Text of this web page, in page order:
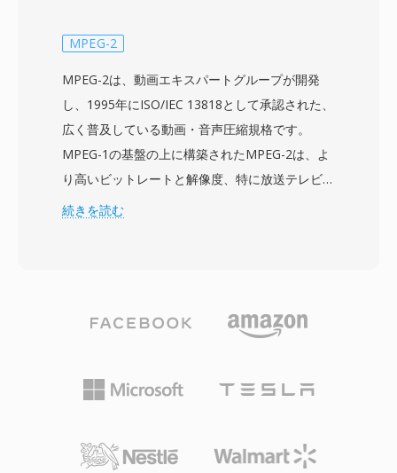
ットレートの前身と比較して大幅に優れた画質を
および東南アジア市場で特に人気を博し、帯域幅
が限られながらも視聴者がある程度の画質を求め
る地域で、長編映画やテレビコンテンツの配信に
広く使用されるフォーマットとなりました。フォ
ーマットは通常RealVideo 9またはRealVideo 10
コーデックを使用しており、これらは圧縮アプロ
り、多言語コンテンツの配信に実用的です。コン
テナはRealMediaのストリーミング対応アーキテ
ディングによる品質向上を実現しています。
マットにほとんどの用途で取って代わられました
が、アジア市場ではユーザーベースが残ってお
MPEG-2
MPEG-2は、動画エキスパートグループが開発
し、1995年にISO/IEC 13818として承認された、
広く普及している動画・音声圧縮規格です。
MPEG-1の基盤の上に構築されたMPEG-2は、よ
り高いビットレートと解像度、特に放送テレビ向
けのインターレース映像を扱えるよう設計され、
フェッショナル放送向けの4:2:2クロマサポート
ーゲットにした実装を可能にしています。
MPEG-2は世界中のデジタルテレビの圧縮バック
れ、DVD-Videoのビデオコーデックとして映画
続きを読む